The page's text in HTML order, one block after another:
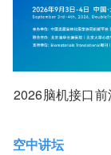
2026脑机接口
空中讲坛